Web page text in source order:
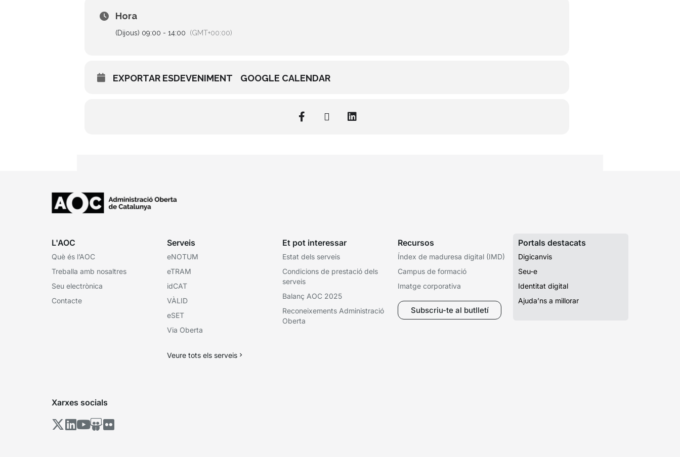
Hora
(Dijous) 09:00 - 14:00 (GMT+00:00)
EXPORTAR ESDEVENIMENT GOOGLE CALENDAR
L'AOC
Què és l’AOC
Treballa amb nosaltres
Seu electrònica
Contacte
Serveis
eNOTUM
eTRAM
idCAT
VÀLID
eSET
Via Oberta
Veure tots els serveis
Et pot interessar
Estat dels serveis
Condicions de prestació dels
serveis
Balanç AOC 2025
Reconeixements Administració
Oberta
Recursos
Índex de maduresa digital (IMD)
Campus de formació
Imatge corporativa
Subscriu-te al butlletí
Portals destacats
Digicanvis
Seu-e
Identitat digital
Ajuda’ns a millorar
Xarxes socials